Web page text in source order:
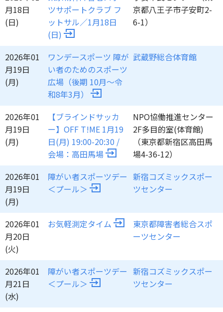
月18日
(日)
ツサポートクラブ フ
ットサル／1月18日
(日)
京都八王子市子安町2-
6-1）
2026年01
月19日
(月)
ワンデースポーツ 障が
い者のためのスポーツ
広場（後期 10月～令
和8年3月）
武蔵野総合体育館
2026年01
月19日
(月)
【ブラインドサッカ
ー】OFF T!ME 1月19
日(月) 19:00-20:30 /
会場：高田馬場
NPO協働推進センター
2F多目的室(体育館)
（東京都新宿区高田馬
場4-36-12）
2026年01
月19日
(月)
障がい者スポーツデー
＜プール＞
新宿コズミックスポー
ツセンター
2026年01
月20日
(火)
お気軽測定タイム
東京都障害者総合スポ
ーツセンター
2026年01
月21日
(水)
障がい者スポーツデー
＜プール＞
新宿コズミックスポー
ツセンター